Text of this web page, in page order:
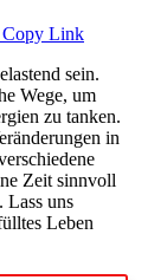
Copy Link
sein.
Wege, um
zu tanken.
in
Zeit sinnvoll
Lass uns
Leben